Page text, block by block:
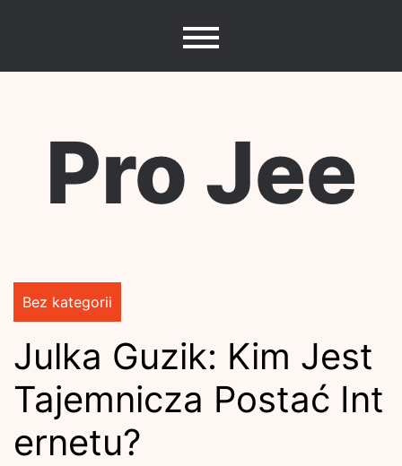
Pro Jee
Bez kategorii
Julka Guzik: Kim Jest
Tajemnicza Postać Int
ernetu?